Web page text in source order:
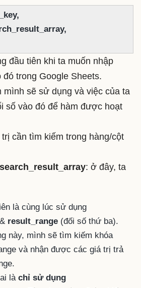
đầu tiên khi ta muốn nhập
trong Google Sheets.
mình sẽ sử dụng và việc của ta
số vào đó để hàm được hoạt
trị cần tìm kiếm trong hàng/cột
: ở đây, ta
là cùng lúc sử dụng
& result_range (đối số thứ ba).
này, mình sẽ tìm kiếm khóa
và nhận được các giá trị trả
là chỉ sử dụng